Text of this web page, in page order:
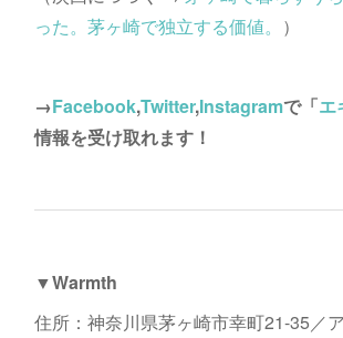
った。茅ヶ崎で独立する価値。 ）
→Facebook,Twitter,Instagramで「エ
情報を受け取れます！
▼Warmth
住所：神奈川県茅ヶ崎市幸町21-35／